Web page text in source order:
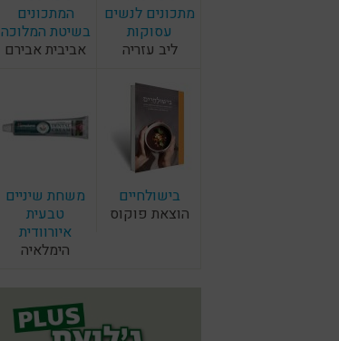
מתכונים לנשים
עסוקות
ליב עזריה
המתכונים
בשיטת המלוכה
אביבית אבירם
בישולחיים
הוצאת פוקוס
משחת שיניים
טבעית
איורוודית
הימלאיה